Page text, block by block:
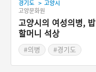
경기도 > 고양시
고양문화원
고양시의 여성의병, 밥
할머니 석상
#의병
#경기도